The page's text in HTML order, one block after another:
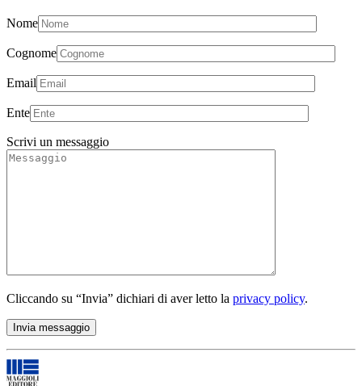
Nome
Cognome
Email
Ente
Scrivi un messaggio
Cliccando su “Invia” dichiari di aver letto la privacy policy.